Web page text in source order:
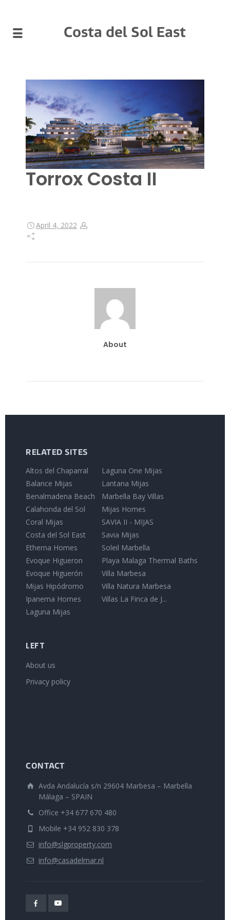
Costa del Sol East
Torrox Costa II
April 4, 2022
About
RELATED SITES
Altos del Chaparral
Balance Mijas
Benalmadena Beach
Calahonda del Sol
Coral Mijas
Costa del Sol East
Etherna Homes
Evoque Higueron
Evoque Higuerón
Mijas Hipódromo
Ipanema Homes
Laguna Mijas
Laguna One Mijas
Lantana Mijas
Marbella Bay Villas
Mijas Homes
SAVIA II - MIJAS
Savia Mijas
Soleil Marbella
Playa Malaga Thermal Baths
Villa Marbesa
Villa Natura Marbesa
Villas La Finca de J...
LEFT
About us
Privacy policy
CONTACT
Avda Andalucía s/n 29604 Marbesa – Marbella
Málaga – SPAIN
Office +34 677 670 480
Mobile +34 952 830 378
info@slgproperty.com
info@casadelmar.nl